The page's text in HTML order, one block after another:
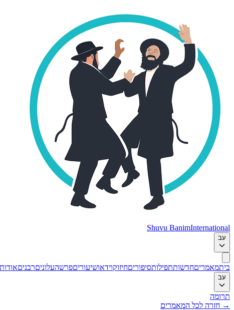
Shuvu BanimInternational
עב
ביתמאמריםחדשותתפילותסיפוריםחיזוקוידאושיעוריםפרשהעלוניםרבניםאודות
עב
תרומה
→ חזרה לכל המאמרים